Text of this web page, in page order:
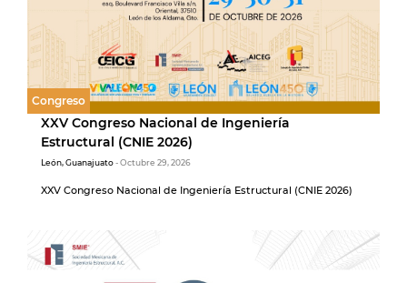
Congreso
XXV Congreso Nacional de Ingeniería
Estructural (CNIE 2026)
León, Guanajuato- Octubre 29, 2026
XXV Congreso Nacional de Ingeniería Estructural (CNIE 2026)